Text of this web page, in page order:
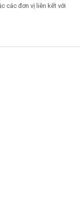
các đơn vị liên kết với